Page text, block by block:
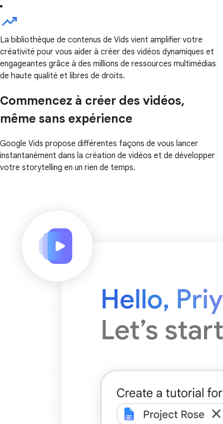
La bibliothèque de contenus de Vids vient amplifier votre
créativité pour vous aider à créer des vidéos dynamiques et
engageantes grâce à des millions de ressources multimédias
de haute qualité et libres de droits.
Commencez à créer des vidéos,
même sans expérience
Google Vids propose différentes façons de vous lancer
instantanément dans la création de vidéos et de développer
votre storytelling en un rien de temps.